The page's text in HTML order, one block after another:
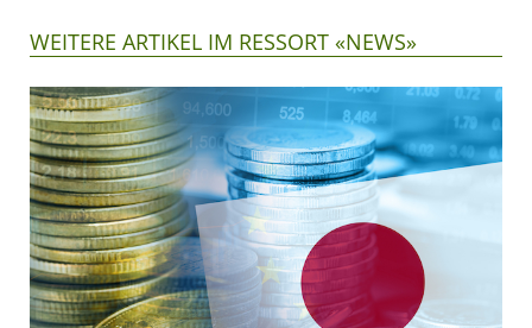
WEITERE ARTIKEL IM RESSORT «NEWS»